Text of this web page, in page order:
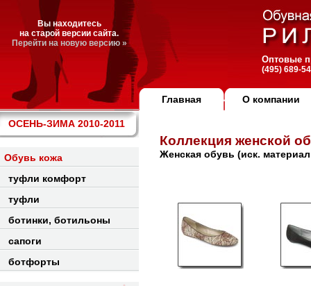
Вы находитесь
на старой версии сайта.
Перейти на новую версию »
Оптовые
(495) 689-
Главная О компании
ОСЕНЬ-ЗИМА 2010-2011
Обувь кожа
туфли комфорт
туфли
ботинки, ботильоны
сапоги
ботфорты
Коллекция женской
Женская обувь (иск.